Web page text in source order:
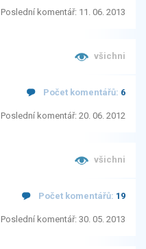
Poslední komentář: 11. 06. 2013
všichni
Počet komentářů: 6
Poslední komentář: 20. 06. 2012
všichni
Počet komentářů: 19
Poslední komentář: 30. 05. 2013